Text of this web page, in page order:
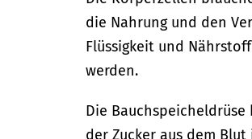
die Nahrung und den
Flüssigkeit und
werden.
Die
der Zucker aus dem